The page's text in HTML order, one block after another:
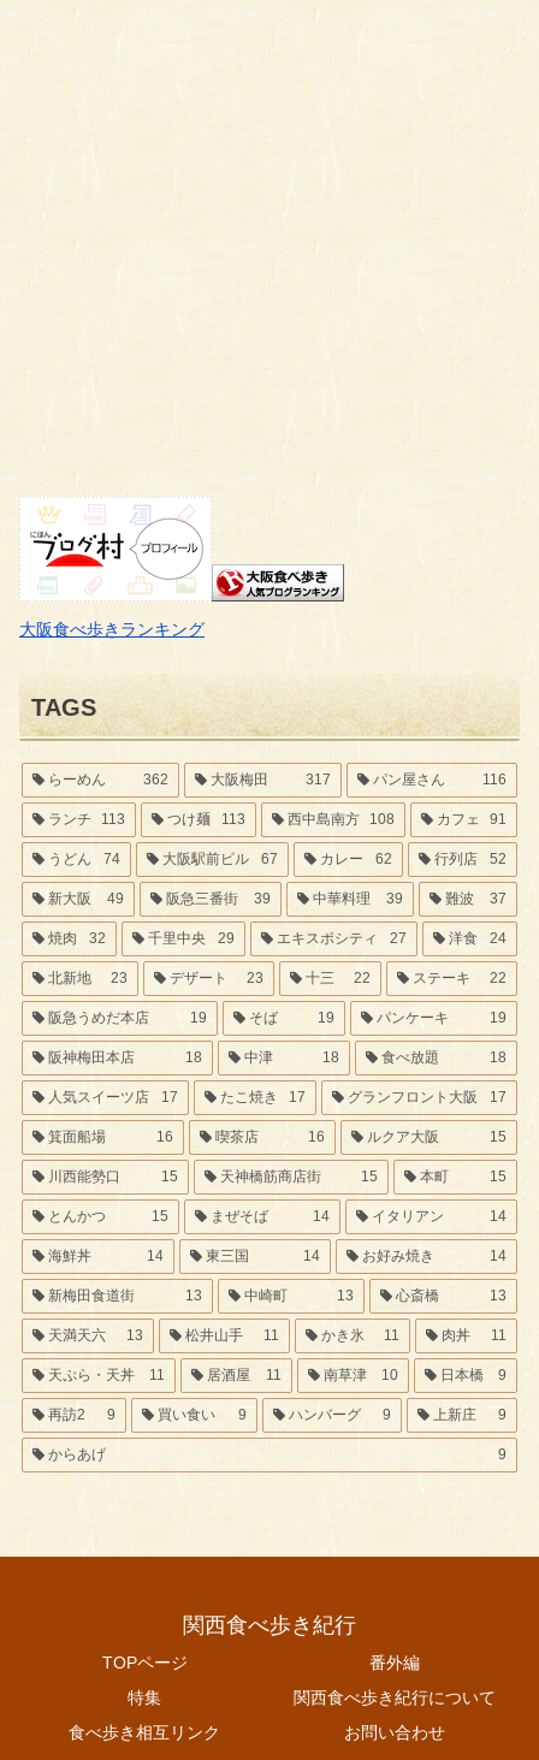
大阪食べ歩きランキング
TAGS
らーめん 362 大阪梅田 317 パン屋さん 116
ランチ 113 つけ麺 113 西中島南方 108 カフェ 91
うどん 74 大阪駅前ビル 67 カレー 62 行列店 52
新大阪 49 阪急三番街 39 中華料理 39 難波 37
焼肉 32 千里中央 29 エキスポシティ 27 洋食 24
北新地 23 デザート 23 十三 22 ステーキ 22
阪急うめだ本店 19 そば 19 パンケーキ 19
阪神梅田本店 18 中津 18 食べ放題 18
人気スイーツ店 17 たこ焼き 17 グランフロント大阪 17
箕面船場 16 喫茶店 16 ルクア大阪 15
川西能勢口 15 天神橋筋商店街 15 本町 15
とんかつ 15 まぜそば 14 イタリアン 14
海鮮丼 14 東三国 14 お好み焼き 14
新梅田食道街 13 中崎町 13 心斎橋 13
天満天六 13 松井山手 11 かき氷 11 肉丼 11
天ぷら・天丼 11 居酒屋 11 南草津 10 日本橋 9
再訪2 9 買い食い 9 ハンバーグ 9 上新庄 9
からあげ 9
関西食べ歩き紀行
TOPページ
番外編
特集
関西食べ歩き紀行について
食べ歩き相互リンク
お問い合わせ